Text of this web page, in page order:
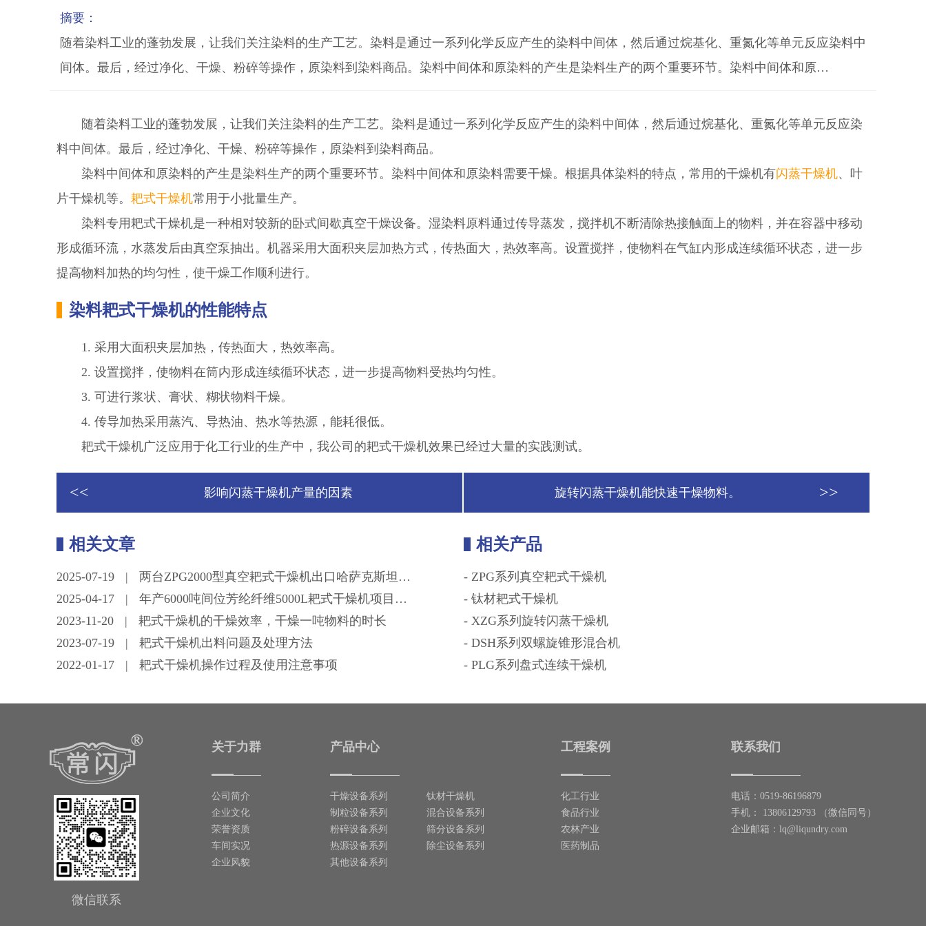
摘要：
随着染料工业的蓬勃发展，让我们关注染料的生产工艺。染料是通过一系列化学反应产生的染料中间体，然后通过烷基化、重氮化等单元反应染料中
间体。最后，经过净化、干燥、粉碎等操作，原染料到染料商品。染料中间体和原染料的产生是染料生产的两个重要环节。染料中间体和原…
随着染料工业的蓬勃发展，让我们关注染料的生产工艺。染料是通过一系列化学反应产生的染料中间体，然后通过烷基化、重氮化等单元反应染
料中间体。最后，经过净化、干燥、粉碎等操作，原染料到染料商品。
染料中间体和原染料的产生是染料生产的两个重要环节。染料中间体和原染料需要干燥。根据具体染料的特点，常用的干燥机有闪蒸干燥机、叶
片干燥机等。 耙式干燥机常用于小批量生产。
染料专用耙式干燥机是一种相对较新的卧式间歇真空干燥设备。湿染料原料通过传导蒸发，搅拌机不断清除热接触面上的物料，并在容器中移动
形成循环流，水蒸发后由真空泵抽出。机器采用大面积夹层加热方式，传热面大，热效率高。设置搅拌，使物料在气缸内形成连续循环状态，进一步
提高物料加热的均匀性，使干燥工作顺利进行。
染料耙式干燥机的性能特点
1. 采用大面积夹层加热，传热面大，热效率高。
2. 设置搅拌，使物料在筒内形成连续循环状态，进一步提高物料受热均匀性。
3. 可进行浆状、膏状、糊状物料干燥。
4. 传导加热采用蒸汽、导热油、热水等热源，能耗很低。
耙式干燥机广泛应用于化工行业的生产中，我公司的耙式干燥机效果已经过大量的实践测试。
<< 影响闪蒸干燥机产量的因素 >>
旋转闪蒸干燥机能快速干燥物料。
相关文章
2025-07-19 |
两台ZPG2000型真空耙式干燥机出口哈萨克斯坦…
2025-04-17
|
年产6000吨间位芳纶纤维5000L耙式干燥机项目…
2023-11-20
|
耙式干燥机的干燥效率，干燥一吨物料的时长
2023-07-19
|
耙式干燥机出料问题及处理方法
2022-01-17
| 耙式干燥机操作过程及使用注意事项
相关产品
- ZPG系列真空耙式干燥机
- 钛材耙式干燥机
- XZG系列旋转闪蒸干燥机
- DSH系列双螺旋锥形混合机
- PLG系列盘式连续干燥机
微信联系
关于力群
公司简介
企业文化
荣誉资质
车间实况
企业风貌
产品中心
干燥设备系列
钛材干燥机
制粒设备系列
混合设备系列
粉碎设备系列
筛分设备系列
热源设备系列
除尘设备系列
其他设备系列
工程案例
化工行业
食品行业
农林产业
医药制品
联系我们
电话：0519-86196879
手机： 13806129793 （微信同号）
企业邮箱： lq@liqundry.com